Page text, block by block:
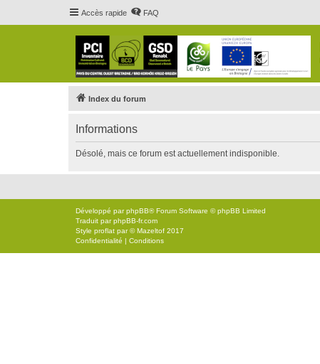
Accès rapide FAQ
Index du forum
Informations
Désolé, mais ce forum est actuellement indisponible.
Développé parphpBB® Forum Software © phpBB Limited
Traduit parphpBB-fr.com
Style proflat par ©Mazeltof 2017
Confidentialité | Conditions